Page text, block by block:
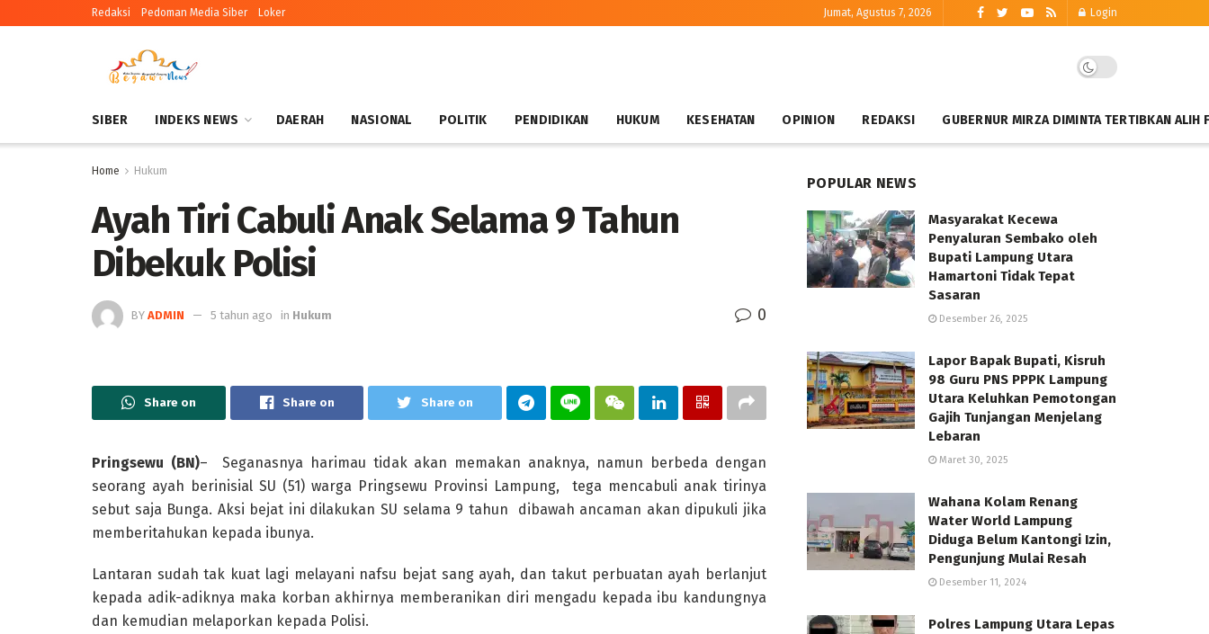
Redaksi Pedoman Media Siber Loker Jumat, Agustus 7, 2026 Login
SIBER INDEKS NEWS DAERAH NASIONAL POLITIK PENDIDIKAN HUKUM KESEHATAN OPINION REDAKSI GUBERNUR MIRZA DIMINTA TERTIBKAN ALIH
Home Hukum
Ayah Tiri Cabuli Anak Selama 9 Tahun
Dibekuk Polisi
BY ADMIN 5 tahun ago in Hukum 0
Share on Share on Share on
Pringsewu (BN)– Seganasnya harimau tidak akan memakan anaknya, namun berbeda dengan
seorang ayah berinisial SU (51) warga Pringsewu Provinsi Lampung, tega mencabuli anak tirinya
sebut saja Bunga. Aksi bejat ini dilakukan SU selama 9 tahun dibawah ancaman akan dipukuli jika
memberitahukan kepada ibunya.
Lantaran sudah tak kuat lagi melayani nafsu bejat sang ayah, dan takut perbuatan ayah berlanjut
kepada adik-adiknya maka korban akhirnya memberanikan diri mengadu kepada ibu kandungnya
dan kemudian melaporkan kepada Polisi.
POPULAR NEWS
Masyarakat Kecewa
Penyaluran Sembako oleh
Bupati Lampung Utara
Hamartoni Tidak Tepat
Sasaran
Desember 26, 2025
Lapor Bapak Bupati, Kisruh
98 Guru PNS PPPK Lampung
Utara Keluhkan Pemotongan
Gajih Tunjangan Menjelang
Lebaran
Maret 30, 2025
Wahana Kolam Renang
Water World Lampung
Diduga Belum Kantongi Izin,
Pengunjung Mulai Resah
Desember 11, 2024
Polres Lampung Utara Lepas